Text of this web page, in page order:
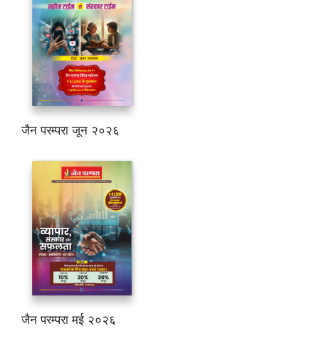
जैन परम्परा जून २०२६
जैन परम्परा मई २०२६